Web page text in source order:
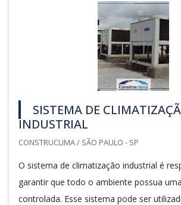
SISTEMA DE
INDUSTRIAL
CONSTRUCLIMA / SÃO PAULO - SP
O sistema de climatização industrial é
garantir que todo o ambiente possua
controlada. Esse sistema pode ser